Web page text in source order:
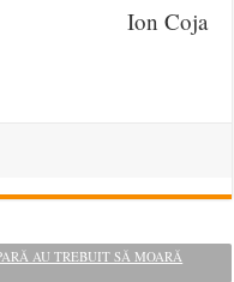
Ion Coja
AU TREBUIT SĂ MOARĂ